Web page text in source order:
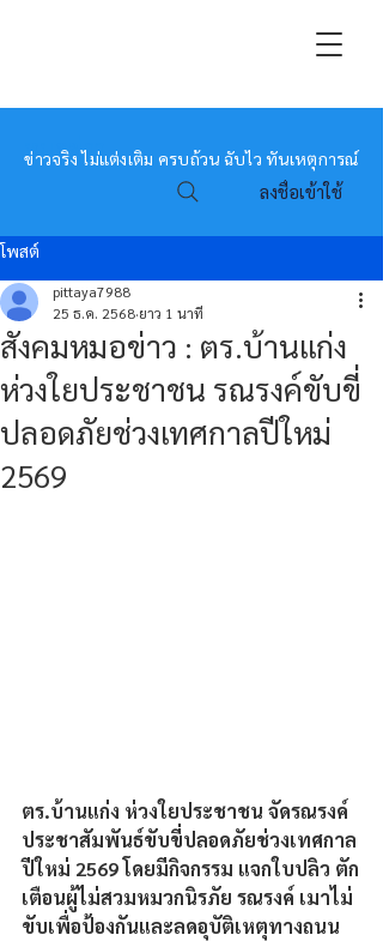
หมอข่าว
ข่าวจริง ไม่แต่งเติม ครบถ้วน ฉับไว ทันเหตุการณ์
ลงชื่อเข้าใช้
โพสต์
สังคมหมอข่าว : ตร.บ้านแก่ง
ห่วงใยประชาชน รณรงค์ขับขี่
ปลอดภัยช่วงเทศกาลปีใหม่
2569
pittaya7988
25 ธ.ค. 2568 ยาว 1 นาที
ตร.บ้านแก่ง ห่วงใยประชาชน จัดรณรงค์
ประชาสัมพันธ์ขับขี่ปลอดภัยช่วงเทศกาล
ปีใหม่ 2569 โดยมีกิจกรรม แจกใบปลิว ตัก
เตือนผู้ไม่สวมหมวกนิรภัย รณรงค์ เมาไม่
ขับเพื่อป้องกันและลดอุบัติเหตุทางถนน